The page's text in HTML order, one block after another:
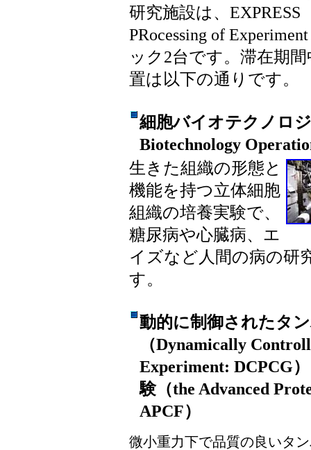
研究施設は、EXPRESS
PRocessing of
ック2台です。滞在期
置は以下の通りです。
細胞バイオテクノロ
Biotechnology
生きた組織の形態と
機能を持つ立体細胞
組織の培養実験で、
糖尿病や心臓病、エ
イズなど人間の病の研
す。
動的に制御されたタ
（Dynamically
Experiment: DCPCG
験（the Advanced
APCF）
微小重力下で品質の良いタ